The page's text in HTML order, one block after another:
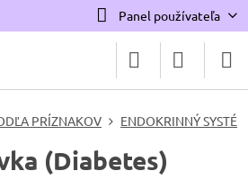
Panel používateľa
PRÍZNAKOV ENDOKRINNÝ SYSTÉM
(Diabetes)